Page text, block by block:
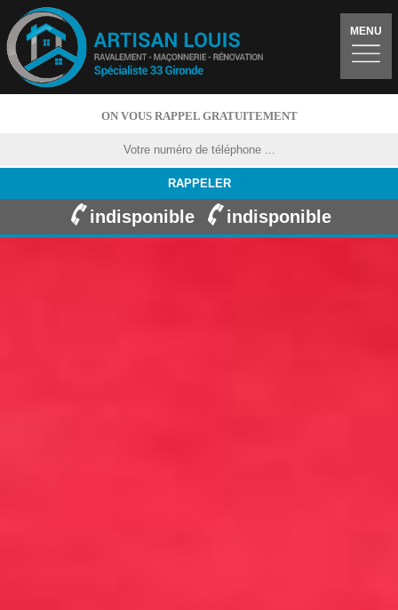
MENU
ON VOUS RAPPEL GRATUITEMENT
indisponible indisponible